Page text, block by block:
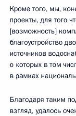
Кроме того, мы,
проекты, для того
[возможность]
благоустройство
источников
о которых в том
в рамках
Благодаря таким
взгляд, удалось